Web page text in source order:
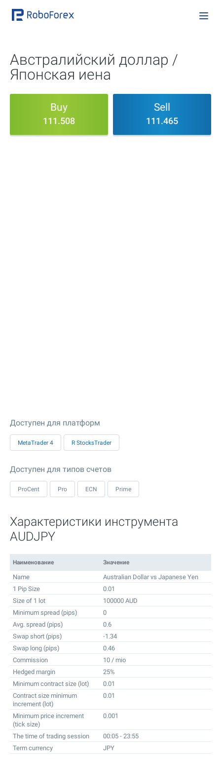
Австралийский доллар /
Японская иена
Buy
111.508
Sell
111.465
Доступен для платформ
MetaTrader 4 R StocksTrader
Доступен для типов счетов
ProCent Pro ECN Prime
Характеристики инструмента
AUDJPY
Наименование Значение
Name
Australian Dollar vs Japanese Yen
1 Pip Size
0.01
Size of 1 lot
100000 AUD
Minimum spread (pips)
0
Avg. spread (pips)
0.6
Swap short (pips)
-1.34
Swap long (pips)
0.46
Commission
10 / mio
Hedged margin
25%
Minimum contract size (lot)
0.01
Contract size minimum
increment (lot)
0.01
Minimum price increment
(tick size)
0.001
The time of trading session
00:05 - 23:55
Term currency
JPY